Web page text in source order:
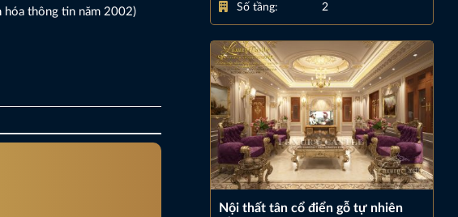
hóa thông tin năm 2002)
Số tầng:
2
Nội thất tân cổ điển gỗ tự nhiên